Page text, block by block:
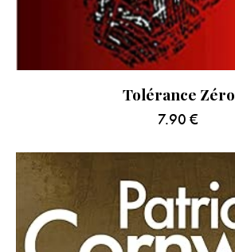
Tolérance Zéro
7.90 €